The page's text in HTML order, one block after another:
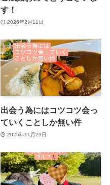
す！
2026年2月11日
出会う為にはコツコツ会っ
ていくことしか無い件
2025年11月29日